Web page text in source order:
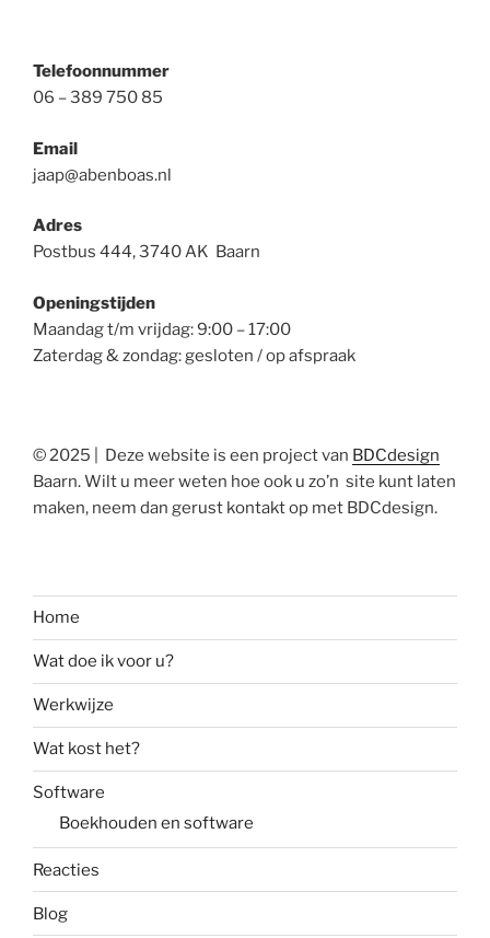
Telefoonnummer
06 – 389 750 85
Email
jaap@abenboas.nl
Adres
Postbus 444, 3740 AK Baarn
Openingstijden
Maandag t/m vrijdag: 9:00 – 17:00
Zaterdag & zondag: gesloten / op afspraak
© 2025 | Deze website is een project van BDCdesign
Baarn. Wilt u meer weten hoe ook u zo’n site kunt laten
maken, neem dan gerust kontakt op met BDCdesign.
Home
Wat doe ik voor u?
Werkwijze
Wat kost het?
Software
Boekhouden en software
Reacties
Blog